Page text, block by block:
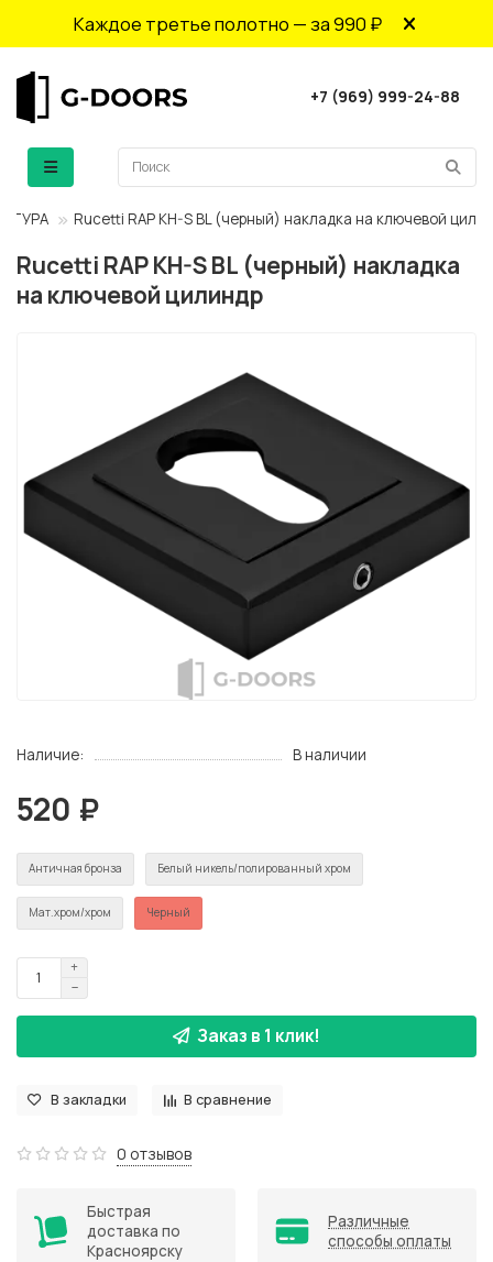
Каждое третье полотно — за 990 ₽
+7 (969) 999-24-88
Rucetti RAP KH-S BL (черный) накладка на ключевой
Rucetti RAP KH-S BL (черный) накладка
на ключевой цилиндр
Наличие: В наличии
520 ₽
Античная бронза Белый никель/полированный хром
Мат.хром/хром Черный
Заказ в 1 клик!
В закладки В сравнение
0 отзывов
Быстрая
доставка по
Красноярску
Различные
способы оплаты